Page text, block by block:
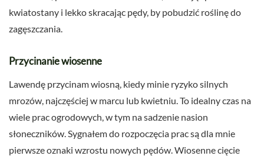
kwiatostany i lekko skracając pędy, by pobudzić roślinę do
zagęszczania.
Przycinanie wiosenne
Lawendę przycinam wiosną, kiedy minie ryzyko silnych
mrozów, najczęściej w marcu lub kwietniu. To idealny czas na
wiele prac ogrodowych, w tym na sadzenie nasion
słoneczników. Sygnałem do rozpoczęcia prac są dla mnie
pierwsze oznaki wzrostu nowych pędów. Wiosenne cięcie